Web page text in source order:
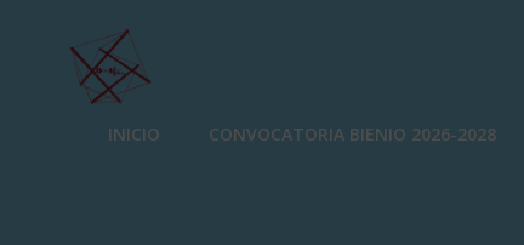
contenido
INICIO CONVOCATORIA BIENIO 2026-2028